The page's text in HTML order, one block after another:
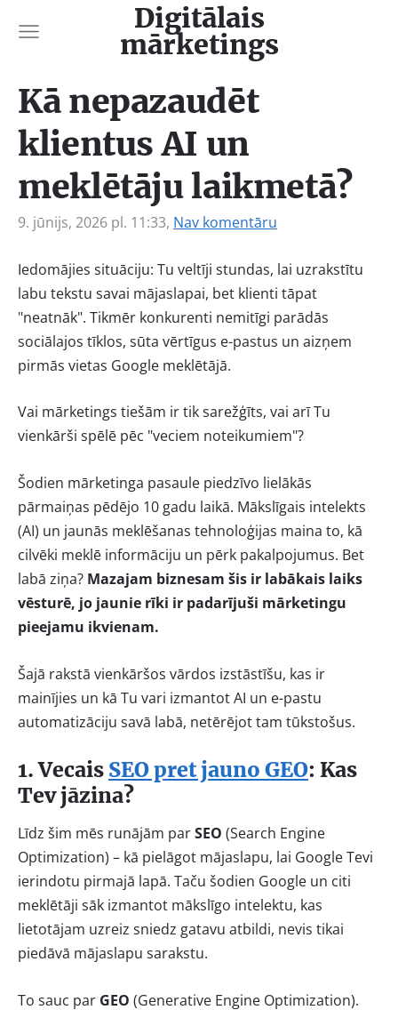
Digitālais
mārketings
Kā nepazaudēt
klientus AI un
meklētāju laikmetā?
9. jūnijs, 2026 pl. 11:33, Nav komentāru
Iedomājies situāciju: Tu veltīji stundas, lai uzrakstītu
labu tekstu savai mājaslapai, bet klienti tāpat
"neatnāk". Tikmēr konkurenti nemitīgi parādās
sociālajos tīklos, sūta vērtīgus e-pastus un aizņem
pirmās vietas Google meklētājā.
Vai mārketings tiešām ir tik sarežģīts, vai arī Tu
vienkārši spēlē pēc "veciem noteikumiem"?
Šodien mārketinga pasaule piedzīvo lielākās
pārmaiņas pēdējo 10 gadu laikā. Mākslīgais intelekts
(AI) un jaunās meklēšanas tehnoloģijas maina to, kā
cilvēki meklē informāciju un pērk pakalpojumus. Bet
labā ziņa? Mazajam biznesam šis ir labākais laiks
vēsturē, jo jaunie rīki ir padarījuši mārketingu
pieejamu ikvienam.
Šajā rakstā vienkāršos vārdos izstāstīšu, kas ir
mainījies un kā Tu vari izmantot AI un e-pastu
automatizāciju savā labā, netērējot tam tūkstošus.
1. Vecais SEO pret jauno GEO: Kas
Tev jāzina?
Līdz šim mēs runājām parSEO (Search Engine
Optimization) – kā pielāgot mājaslapu, lai Google Tevi
ierindotu pirmajā lapā. Taču šodien Google un citi
meklētāji sāk izmantot mākslīgo intelektu, kas
lietotājam uzreiz sniedz gatavu atbildi, nevis tikai
piedāvā mājaslapu sarakstu.
To sauc par GEO (Generative Engine Optimization).